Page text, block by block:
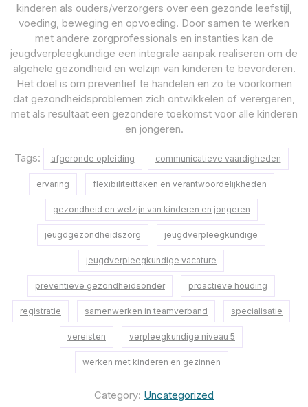
kinderen als ouders/verzorgers over een gezonde leefstijl,
voeding, beweging en opvoeding. Door samen te werken
met andere zorgprofessionals en instanties kan de
jeugdverpleegkundige een integrale aanpak realiseren om de
algehele gezondheid en welzijn van kinderen te bevorderen.
Het doel is om preventief te handelen en zo te voorkomen
dat gezondheidsproblemen zich ontwikkelen of verergeren,
met als resultaat een gezondere toekomst voor alle kinderen
en jongeren.
Tags: afgeronde opleiding communicatieve vaardigheden
ervaring flexibiliteittaken en verantwoordelijkheden
gezondheid en welzijn van kinderen en jongeren
jeugdgezondheidszorg jeugdverpleegkundige
jeugdverpleegkundige vacature
preventieve gezondheidsonder proactieve houding
registratie samenwerken in teamverband specialisatie
vereisten verpleegkundige niveau 5
werken met kinderen en gezinnen
Category: Uncategorized